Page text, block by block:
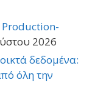
Production-
2026
δεδομένα:
όλη την